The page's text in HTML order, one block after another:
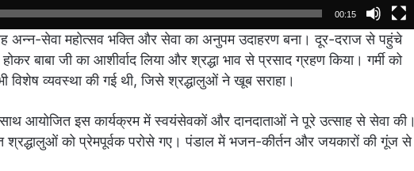
00:15
सेवा महोत्सव भक्ति और सेवा का अनुपम उदाहरण बना। दूर-दराज से पहुंचे
बाबा जी का आशीर्वाद लिया और श्रद्धा भाव से प्रसाद ग्रहण किया। गर्मी को
व्यवस्था की गई थी, जिसे श्रद्धालुओं ने खूब सराहा।
आयोजित इस कार्यक्रम में स्वयंसेवकों और दानदाताओं ने पूरे उत्साह से सेवा की।
श्रद्धालुओं को प्रेमपूर्वक परोसे गए। पंडाल में भजन-कीर्तन और जयकारों की गूंज से